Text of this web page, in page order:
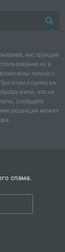
инструкций
их в
только с
этом ссылка на
что на
сообщите
редакции может
спама.